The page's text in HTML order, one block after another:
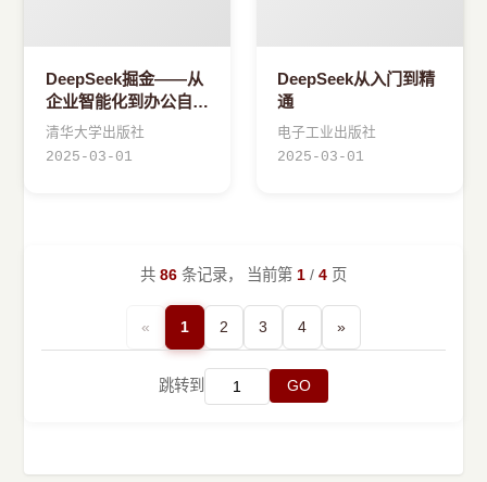
DeepSeek掘金——从
企业智能化到办公自动
化
清华大学出版社
2025-03-01
DeepSeek从入门到精
通
电子工业出版社
2025-03-01
共 86 条记录， 当前第 1 / 4 页
« 1 2 3 4 »
跳转到 GO